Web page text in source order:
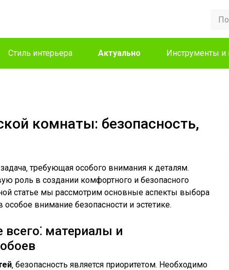
Стиль интерьера Актуально Инструменты и
комнаты: безопасность,
требующая особого внимания к деталям.
роль в создании комфортного и безопасного
статье мы рассмотрим основные аспекты выбора
особое внимание безопасности и эстетике.
материалы и
‚ безопасность является приоритетом. Необходимо